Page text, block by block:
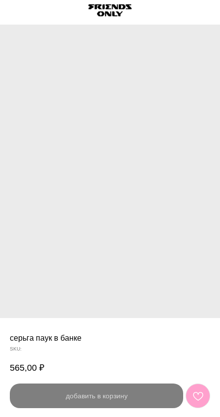
серьга паук в банке
SKU:
565,00 ₽
добавить в корзину